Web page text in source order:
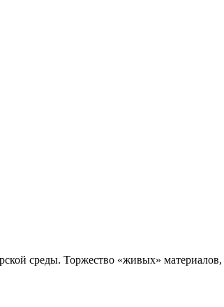
среды. Торжество «живых»